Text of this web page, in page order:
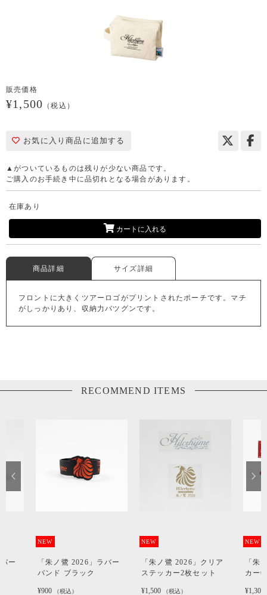
販売価格
¥1,500 （税込）
お気に入り商品に追加する
▲がついているものは残りが少ない商品です。
ご購入のお手続き中に品切れとなる場合があります。
在庫あり
カートに入れる
商品詳細 サイズ詳細
フロントに大きくツアーロゴがプリントされたポーチです。マチ
がしっかりあり、収納力バツグンです。
RECOMMEND ITEMS
「朱ノ鷺 2026」ラバー
バンド ブラック
（税込）
「朱ノ鷺 2026」クリア
ステッカー2枚セット
（税込）
「朱ノ鷺
カー6枚セット
（税込）